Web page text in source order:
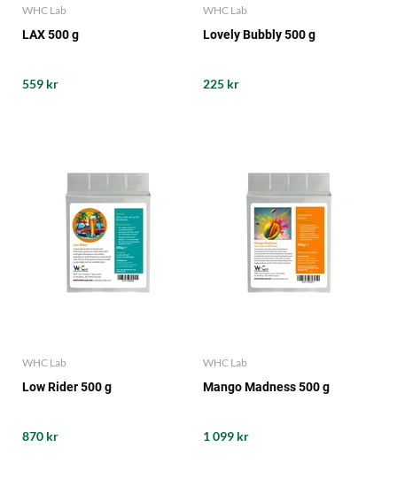
WHC Lab
LAX 500 g
559 kr
WHC Lab
Lovely Bubbly 500 g
225 kr
WHC Lab
Low Rider 500 g
870 kr
WHC Lab
Mango Madness 500 g
1 099 kr